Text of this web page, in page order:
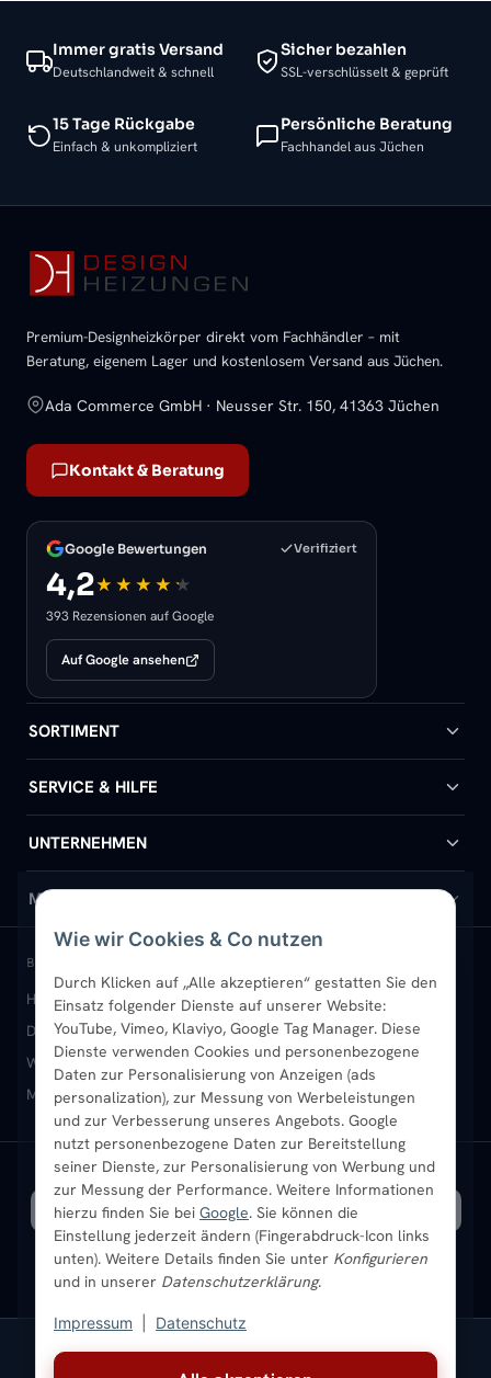
Wie wir Cookies & Co nutzen
Durch Klicken auf „Alle akzeptieren“ gestatten Sie den
Einsatz folgender Dienste auf unserer Website:
YouTube, Vimeo, Klaviyo, Google Tag Manager. Diese
Dienste verwenden Cookies und personenbezogene
Daten zur Personalisierung von Anzeigen (ads
personalization), zur Messung von Werbeleistungen
und zur Verbesserung unseres Angebots. Google
nutzt personenbezogene Daten zur Bereitstellung
seiner Dienste, zur Personalisierung von Werbung und
zur Messung der Performance. Weitere Informationen
hierzu finden Sie bei Google. Sie können die
Einstellung jederzeit ändern (Fingerabdruck-Icon links
unten). Weitere Details finden Sie unter Konfigurieren
und in unserer Datenschutzerklärung.
Impressum Datenschutz
Immer gratis Versand
Deutschlandweit & schnell
Sicher bezahlen
SSL-verschlüsselt & geprüft
15 Tage Rückgabe
Einfach & unkompliziert
Persönliche Beratung
Fachhandel aus Jüchen
Premium-Designheizkörper direkt vom Fachhändler – mit
Beratung, eigenem Lager und kostenlosem Versand aus Jüchen.
Ada Commerce GmbH · Neusser Str. 150, 41363 Jüchen
Kontakt & Beratung
Google Bewertungen Verifiziert
4,2
393 Rezensionen auf Google
Auf Google ansehen
SORTIMENT
Badheizkörper
Handtuchheizkörper
Design-Heizkörper
Paneelheizkörper
Vertikal-Heizkörper
Heizkörper-Zubehör
SERVICE & HILFE
Hilfe & Kontakt
Versand & Lieferung
Rückgabe & Widerruf
Garantie & Gewährleistung
Montageservice vor Ort
Sendung verfolgen
UNTERNEHMEN
Wir über uns
Standort & Abholung Jüchen
B2B-Kunden
Karriere
Ratgeber
Bestpreisgarantie
MEIN KONTO
Anmelden / Mein Konto
Merkliste
Newsletter
Aktuelle Angebote
BELIEBTE KATEGORIEN
Heizkörper kaufenBadheizkörperHandtuchheizkörper
Design-HeizkörperPaneelheizkörperVertikal-Heizkörper
Wandheizkörper Wohnraum-Heizkörper Badheizkörper Schwarz
Mischbetrieb-HeizkörperHeizkörper-ZubehörAktuelle Angebote
VERSAND MIT